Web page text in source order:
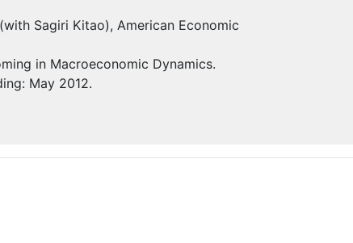
Sagiri Kitao), American Economic
in Macroeconomic Dynamics.
May 2012.